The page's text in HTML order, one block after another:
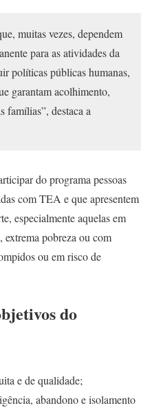
muitas vezes, dependem
para as atividades da
políticas públicas humanas,
garantam acolhimento,
famílias”, destaca a
do programa pessoas
com TEA e que apresentem
especialmente aquelas em
pobreza ou com
ou em risco de
do
e de qualidade;
abandono e isolamento